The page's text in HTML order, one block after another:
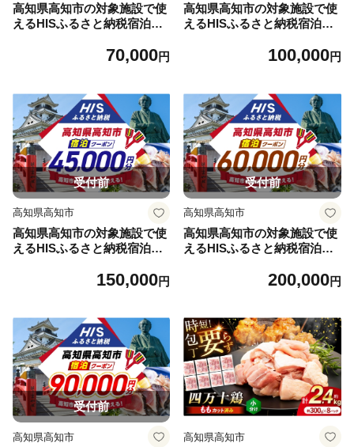
高知県高知市の対象施設で使
えるHISふるさと納税宿泊ク
券 宿泊 宿泊券 利用券 ホテル
ス】 [ATIS005] [ATIS005]
70,000円
高知県高知市の対象施設で使
えるHISふるさと納税宿泊ク
券 宿泊 宿泊券 利用券 ホテル
ス】 [ATIS006] [ATIS006]
100,000円
受付前
高知県高知市
高知県高知市の対象施設で使
えるHISふるさと納税宿泊ク
券 宿泊 宿泊券 利用券 ホテル
ス】 [ATIS007] [ATIS007]
150,000円
受付前
高知県高知市
高知県高知市の対象施設で使
えるHISふるさと納税宿泊ク
券 宿泊 宿泊券 利用券 ホテル
ス】 [ATIS008] [ATIS008]
200,000円
受付前
高知県高知市 高知県高知市